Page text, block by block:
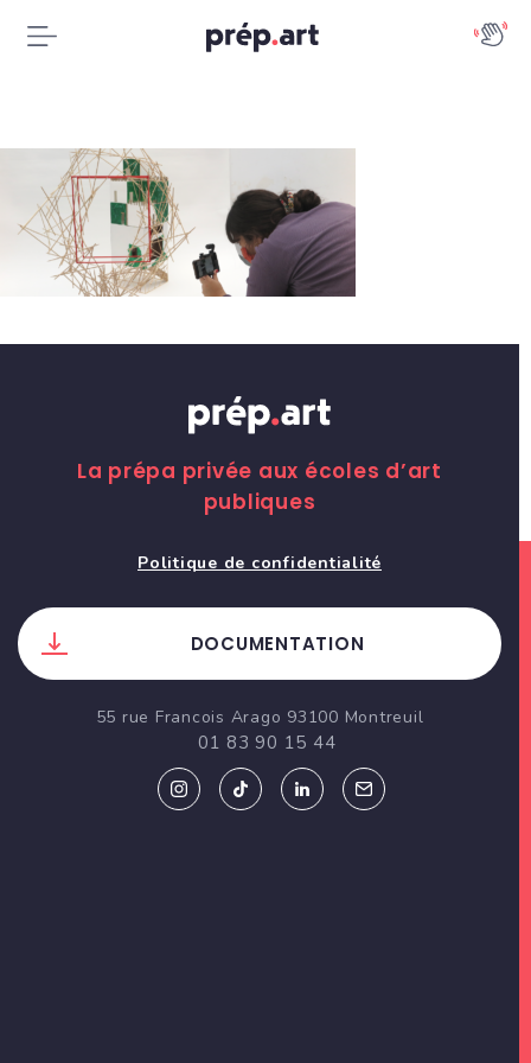
La prépa privée aux écoles d’art
publiques
Politique de confidentialité
DOCUMENTATION
55 rue Francois Arago 93100 Montreuil
01 83 90 15 44